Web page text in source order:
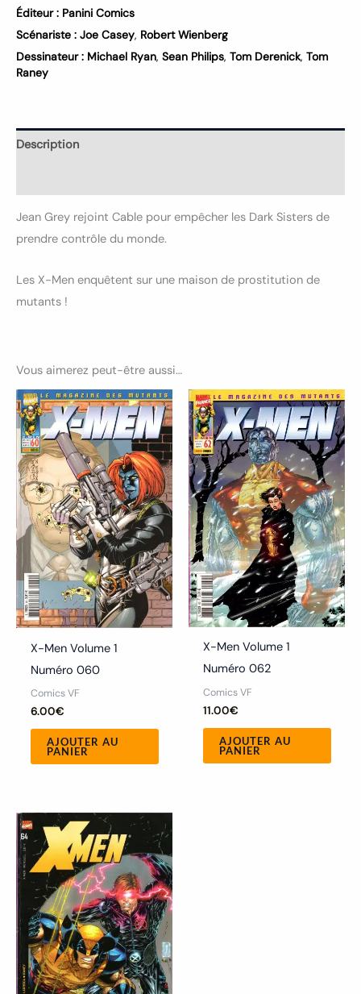
Éditeur : Panini Comics
Scénariste : Joe Casey, Robert Wienberg
Dessinateur : Michael Ryan, Sean Philips, Tom Derenick, Tom
Raney
Description
Jean Grey rejoint Cable pour empêcher les Dark Sisters de
prendre contrôle du monde.
Les X-Men enquêtent sur une maison de prostitution de
mutants !
Vous aimerez peut-être aussi…
X-Men Volume 1
Numéro 060
Comics VF
6.00€
AJOUTER AU
PANIER
X-Men Volume 1
Numéro 062
Comics VF
11.00€
AJOUTER AU
PANIER